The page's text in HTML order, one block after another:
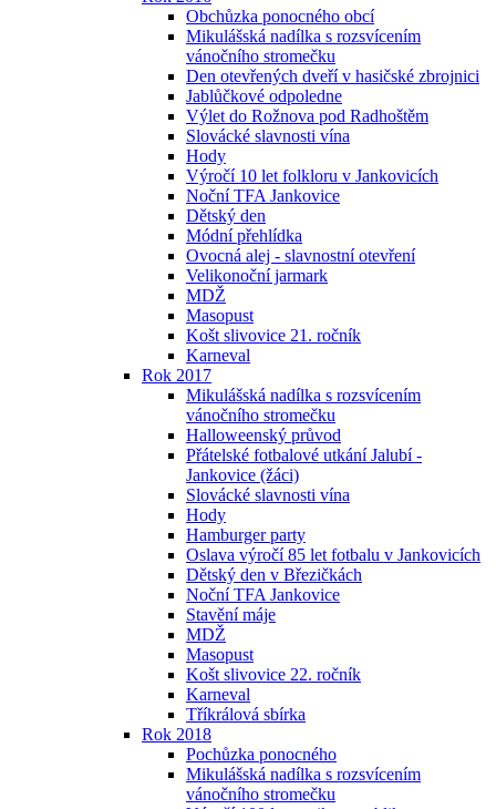
Obchůzka ponocného obcí
Mikulášská nadílka s rozsvícením
vánočního stromečku
Den otevřených dveří v hasičské zbrojnici
Jablůčkové odpoledne
Výlet do Rožnova pod Radhoštěm
Slovácké slavnosti vína
Hody
Výročí 10 let folkloru v Jankovicích
Noční TFA Jankovice
Dětský den
Módní přehlídka
Ovocná alej - slavnostní otevření
Velikonoční jarmark
MDŽ
Masopust
Košt slivovice 21. ročník
Karneval
Rok 2017
Mikulášská nadílka s rozsvícením
vánočního stromečku
Halloweenský průvod
Přátelské fotbalové utkání Jalubí -
Jankovice (žáci)
Slovácké slavnosti vína
Hody
Hamburger party
Oslava výročí 85 let fotbalu v Jankovicích
Dětský den v Březičkách
Noční TFA Jankovice
Stavění máje
MDŽ
Masopust
Košt slivovice 22. ročník
Karneval
Tříkrálová sbírka
Rok 2018
Pochůzka ponocného
Mikulášská nadílka s rozsvícením
vánočního stromečku